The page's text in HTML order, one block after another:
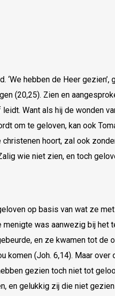
hebben de Heer gezien’,
(20,25). Zien en
Want als hij de wonden
om te geloven, kan ook
hoort, zal ook
wie niet zien, en toch
op basis van wat ze
was aanwezig bij het
en ze kwamen tot de
komen (Joh. 6,14). Maar over
gezien toch niet tot
en gelukkig zij die niet